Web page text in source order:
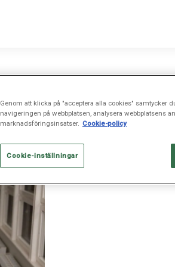
Genom att klicka på "acceptera alla cookies" samtycker
navigeringen på webbplatsen, analysera webbplatsens
marknadsföringsinsatser. Cookie-policy
Cookie-inställningar